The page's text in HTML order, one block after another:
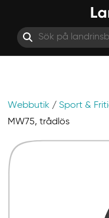
Hoppa till innehåll
Webbutik /Sport &
MW75, trådlös